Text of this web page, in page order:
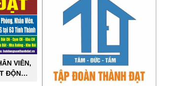
VIÊN,
ĐỘNG